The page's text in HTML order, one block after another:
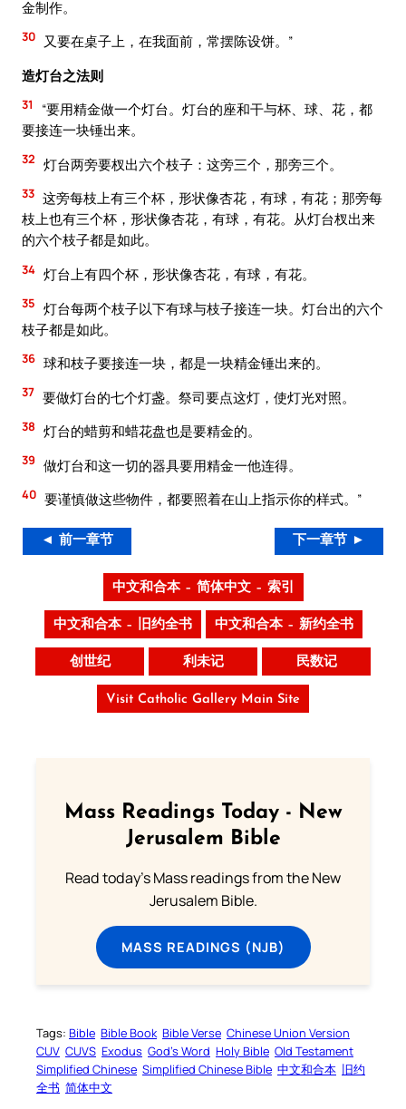
金制作。
30
又要在桌子上，在我面前，常摆陈设饼。”
造灯台之法则
31
“要用精金做一个灯台。灯台的座和干与杯、球、花，都
要接连一块锤出来。
32 灯台两旁要杈出六个枝子：这旁三个，那旁三个。
33 这旁每枝上有三个杯，形状像杏花，有球，有花；那旁每
枝上也有三个杯，形状像杏花，有球，有花。从灯台杈出来
的六个枝子都是如此。
34 灯台上有四个杯，形状像杏花，有球，有花。
35 灯台每两个枝子以下有球与枝子接连一块。灯台出的六个
枝子都是如此。
36 球和枝子要接连一块，都是一块精金锤出来的。
37 要做灯台的七个灯盏。祭司要点这灯，使灯光对照。
38 灯台的蜡剪和蜡花盘也是要精金的。
39 做灯台和这一切的器具要用精金一他连得。
40 要谨慎做这些物件，都要照着在山上指示你的样式。”
◄ 前一章节 下一章节 ►
中文和合本 – 简体中文 – 索引
中文和合本 – 旧约全书 中文和合本 – 新约全书
创世纪 利未记 民数记
Visit Catholic Gallery Main Site
Mass Readings Today - New
Jerusalem Bible
Read today's Mass readings from the New
Jerusalem Bible.
MASS READINGS (NJB)
Tags: Bible Bible Book Bible Verse Chinese Union Version
CUV CUVS Exodus God’s Word Holy Bible Old Testament
Simplified Chinese Simplified Chinese Bible 中文和合本 旧约
全书 简体中文